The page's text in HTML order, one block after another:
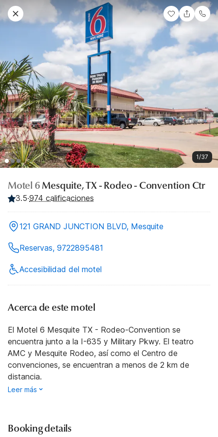
1/37
Motel 6 Mesquite, TX - Rodeo - Convention Ctr
3.5·974 calificaciones
121 GRAND JUNCTION BLVD, Mesquite
Reservas, 9722895481
Accesibilidad del motel
Acerca de este motel
El Motel 6 Mesquite TX - Rodeo-Convention se
encuentra junto a la I-635 y Military Pkwy. El teatro
AMC y Mesquite Rodeo, así como el Centro de
convenciones, se encuentran a menos de 2 km de
distancia.
Leer más
Booking details